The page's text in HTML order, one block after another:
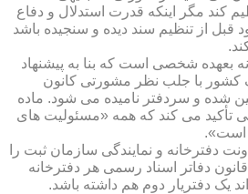
کند مگر اینکه قدرت استدلال و دفاع
قبل از تنظیم سند دیده و سنجیده باشد
بعهده شخصی است که بنا به پیشنهاد
کشور با جلب نظر مشورتی کانون
شده و سردفتر نامیده می شود. ماده
تأکید می کند که همه «مسئولیت های
است».
دفترخانه و نمایندگی سازمان ثبت را
دارا می باشد.طبق ماده ۳ قانون دفاتر اسناد رسمی هر دفترخانه
یک دفتریار دوم هم داشته باشد.